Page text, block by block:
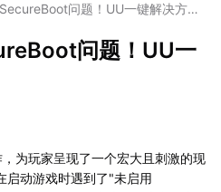
问题！UU一键解决方
问题！UU一
为玩家呈现了一个宏大且刺激的现
启动游戏时遇到了"未启用